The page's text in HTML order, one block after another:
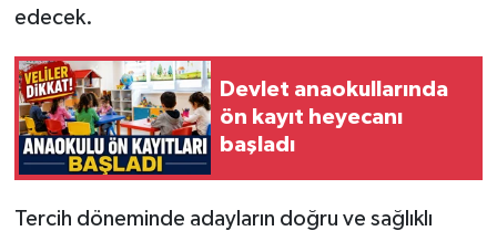
edecek.
Devlet anaokullarında
ön kayıt heyecanı
başladı
Tercih döneminde adayların doğru ve sağlıklı